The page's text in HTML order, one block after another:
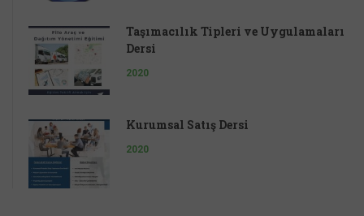
Taşımacılık Tipleri ve Uygulamaları
Dersi
2020
Kurumsal Satış Dersi
2020